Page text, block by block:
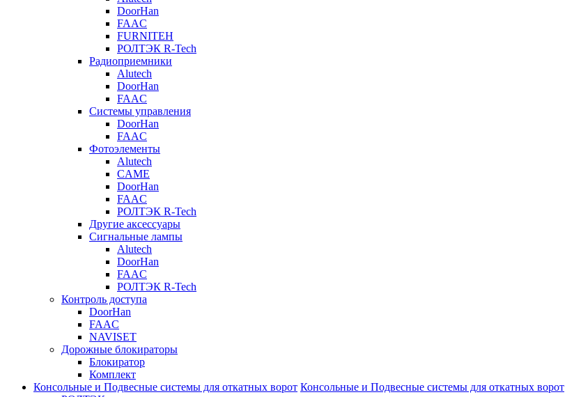
DoorHan
FAAC
FURNITEH
РОЛТЭК R-Tech
Радиоприемники
Alutech
DoorHan
FAAC
Системы управления
DoorHan
FAAC
Фотоэлементы
Alutech
CAME
DoorHan
FAAC
РОЛТЭК R-Tech
Другие аксессуары
Сигнальные лампы
Alutech
DoorHan
FAAC
РОЛТЭК R-Tech
Контроль доступа
DoorHan
FAAC
NAVISET
Дорожные блокираторы
Блокиратор
Комплект
Консольные и Подвесные системы для откатных ворот Консольные и Подвесные системы для откатных ворот